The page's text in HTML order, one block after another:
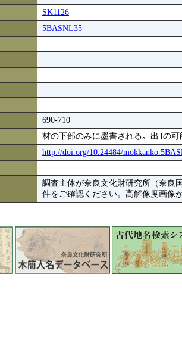
SK1126
5BASNL35
690-710
材の下部のみに墨書される｡｢出｣の可
http://doi.org/10.24484/
調査主体が奈良文化財研究所（奈良
件をご確認ください。高解像度画像